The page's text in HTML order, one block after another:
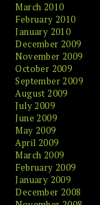
March 2010
February 2010
January 2010
December 2009
November 2009
October 2009
September 2009
August 2009
July 2009
June 2009
May 2009
April 2009
March 2009
February 2009
January 2009
December 2008